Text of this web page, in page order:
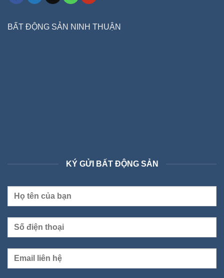
BẤT ĐỘNG SẢN NINH THUẬN
KÝ GỬI BẤT ĐỘNG SẢN